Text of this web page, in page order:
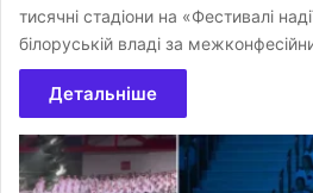
тисячні стадіони на «Фестивалі
білоруській владі за
Детальніше